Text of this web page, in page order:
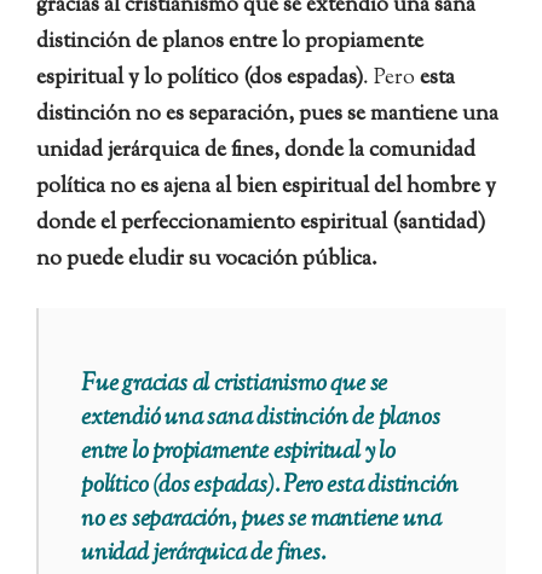
gracias al cristianismo que se extendió una sana
distinción de planos entre lo propiamente
espiritual y lo político (dos espadas). Peroesta
distinción no es separación, pues se mantiene una
unidad jerárquica de fines, donde la comunidad
política no es ajena al bien espiritual del hombre y
donde el perfeccionamiento espiritual (santidad)
no puede eludir su vocación pública.
Fue gracias al cristianismo que se
extendió una sana distinción de planos
entre lo propiamente espiritual y lo
político (dos espadas). Pero esta distinción
no es separación, pues se mantiene una
unidad jerárquica de fines.